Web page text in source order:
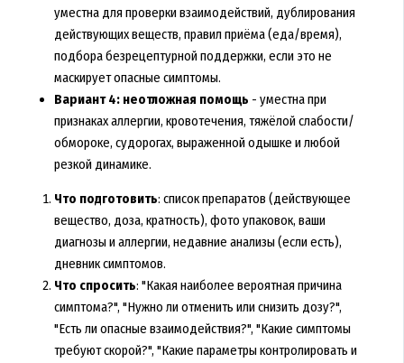
уместна для проверки взаимодействий, дублирования
действующих веществ, правил приёма (еда/время),
подбора безрецептурной поддержки, если это не
маскирует опасные симптомы.
Вариант 4: неотложная помощь - уместна при
признаках аллергии, кровотечения, тяжёлой слабости/
обмороке, судорогах, выраженной одышке и любой
резкой динамике.
Что подготовить: список препаратов (действующее
вещество, доза, кратность), фото упаковок, ваши
диагнозы и аллергии, недавние анализы (если есть),
дневник симптомов.
Что спросить: "Какая наиболее вероятная причина
симптома?", "Нужно ли отменить или снизить дозу?",
"Есть ли опасные взаимодействия?", "Какие симптомы
требуют скорой?", "Какие параметры контролировать и